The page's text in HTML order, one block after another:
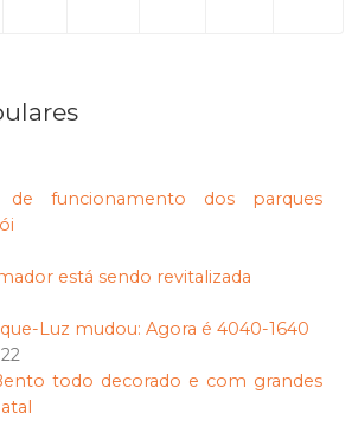
de funcionamento dos parques
está sendo revitalizada
Luz mudou: Agora é 4040-1640
todo decorado e com grandes